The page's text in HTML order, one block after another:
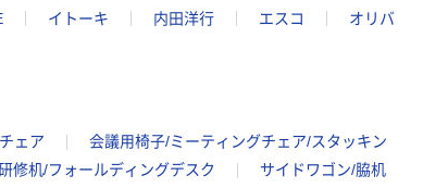
イトーキ 内田洋行 エスコ
オリバ
ェア
会議用椅子/ミーティングチェア/スタッキン
修机/フォールディングデスク
サイドワゴン/脇机